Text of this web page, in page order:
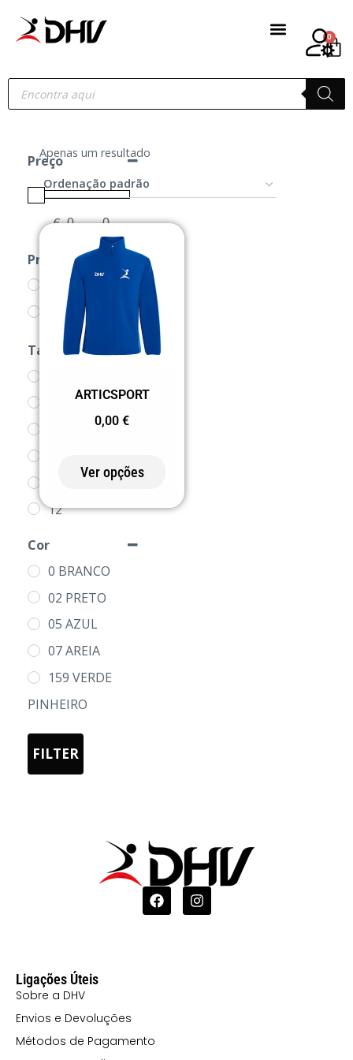
0
Preço
€
Minimum Price
-
Maximum Price
Produtos
CASACOS
PRODUTOS
Tamanho
12
16
S
M
L
XL
2XL
4XL
Cor
0 BRANCO
02 PRETO
05 AZUL
07 AREIA
159 VERDE
PINHEIRO
23 CHUMBO
55 AZUL
60 VERMELHO
FILTER
Apenas um resultado
ARTICSPORT
0,00 €
Ver opções
Ligações Úteis
Sobre a DHV
Envios e Devoluções
Métodos de Pagamento